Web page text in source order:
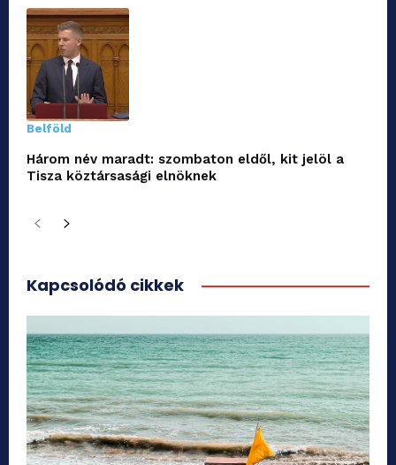
Belföld
Három név maradt: szombaton eldől, kit jelöl a
Tisza köztársasági elnöknek
Kapcsolódó cikkek